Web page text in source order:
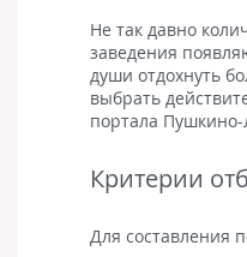
Не так давно
заведения
души отдохнуть
выбрать
портала
Критерии
Для составления